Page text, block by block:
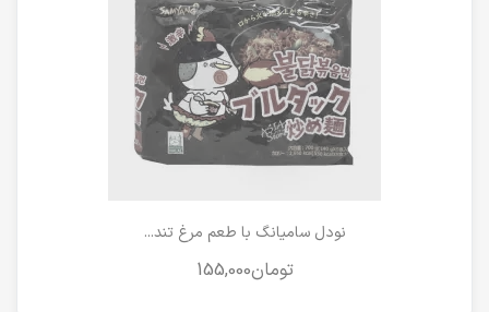
نودل سامیانگ با طعم مرغ تند...
‎تومان155,000